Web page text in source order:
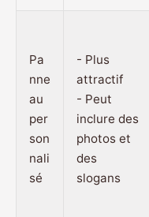
Pa
nne
au
per
son
nali
sé
- Plus
attractif
- Peut
inclure des
photos et
des
slogans